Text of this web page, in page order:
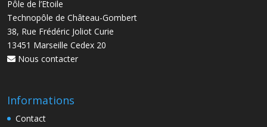
Pôle de l’Etoile
Technopôle de Château-Gombert
38, Rue Frédéric Joliot Curie
13451 Marseille Cedex 20
Nous contacter
Informations
Contact